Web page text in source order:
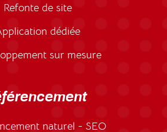
Refonte de site
dédiée
sur mesure
naturel - SEO